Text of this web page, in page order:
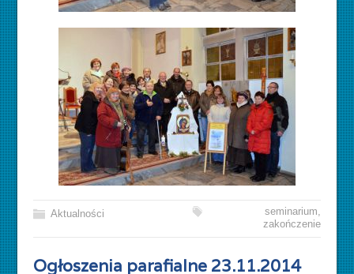
Aktualności seminarium,
zakończenie
Ogłoszenia parafialne 23.11.2014